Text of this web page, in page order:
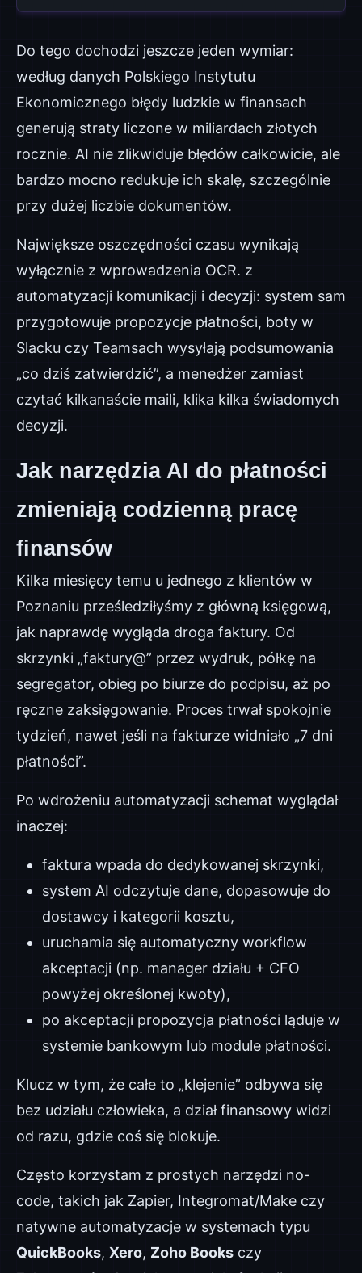
Do tego dochodzi jeszcze jeden wymiar:
według danych Polskiego Instytutu
Ekonomicznego błędy ludzkie w finansach
generują straty liczone w miliardach złotych
rocznie. AI nie zlikwiduje błędów całkowicie, ale
bardzo mocno redukuje ich skalę, szczególnie
przy dużej liczbie dokumentów.
Największe oszczędności czasu wynikają
wyłącznie z wprowadzenia OCR. z
automatyzacji komunikacji i decyzji: system sam
przygotowuje propozycje płatności, boty w
Slacku czy Teamsach wysyłają podsumowania
„co dziś zatwierdzić”, a menedżer zamiast
czytać kilkanaście maili, klika kilka świadomych
decyzji.
Jak narzędzia AI do płatności
zmieniają codzienną pracę
finansów
Kilka miesięcy temu u jednego z klientów w
Poznaniu prześledziłyśmy z główną księgową,
jak naprawdę wygląda droga faktury. Od
skrzynki „faktury@” przez wydruk, półkę na
segregator, obieg po biurze do podpisu, aż po
ręczne zaksięgowanie. Proces trwał spokojnie
tydzień, nawet jeśli na fakturze widniało „7 dni
płatności”.
Po wdrożeniu automatyzacji schemat wyglądał
inaczej:
faktura wpada do dedykowanej skrzynki,
system AI odczytuje dane, dopasowuje do
dostawcy i kategorii kosztu,
uruchamia się automatyczny workflow
akceptacji (np. manager działu + CFO
powyżej określonej kwoty),
po akceptacji propozycja płatności ląduje w
systemie bankowym lub module płatności.
Klucz w tym, że całe to „klejenie” odbywa się
bez udziału człowieka, a dział finansowy widzi
od razu, gdzie coś się blokuje.
Często korzystam z prostych narzędzi no-
code, takich jak Zapier, Integromat/Make czy
natywne automatyzacje w systemach typu
QuickBooks, Xero, Zoho Books czy